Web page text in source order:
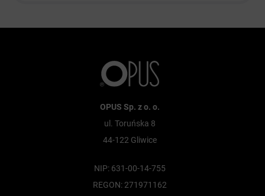
OPUS Sp. z o. o.
ul. Toruńska 8
44-122 Gliwice
NIP: 631-00-14-755
REGON: 271971162